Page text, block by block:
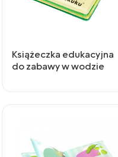
Książeczka edukacyjna
do zabawy w wodzie